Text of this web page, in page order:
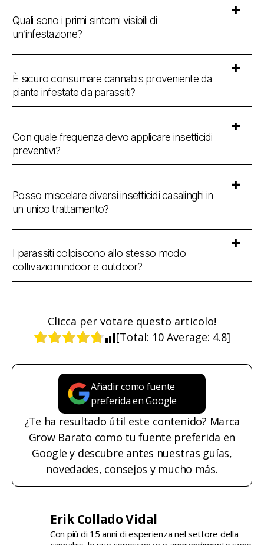
Quali sono i primi sintomi visibili di
un’infestazione?
È sicuro consumare cannabis proveniente da
piante infestate da parassiti?
Con quale frequenza devo applicare insetticidi
preventivi?
Posso miscelare diversi insetticidi casalinghi in
un unico trattamento?
I parassiti colpiscono allo stesso modo
coltivazioni indoor e outdoor?
Clicca per votare questo articolo!
[Total: 10 Average: 4.8]
Añadir como fuente
preferida en Google
¿Te ha resultado útil este contenido? Marca
Grow Barato como tu fuente preferida en
Google y descubre antes nuestras guías,
novedades, consejos y mucho más.
Erik Collado Vidal
Con più di 15 anni di esperienza nel settore della